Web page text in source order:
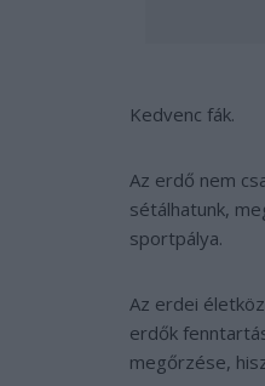
Kedvenc fák.
Az erdő nem
sétálhatunk,
sportpálya.
Az erdei
erdők
megőrzése,